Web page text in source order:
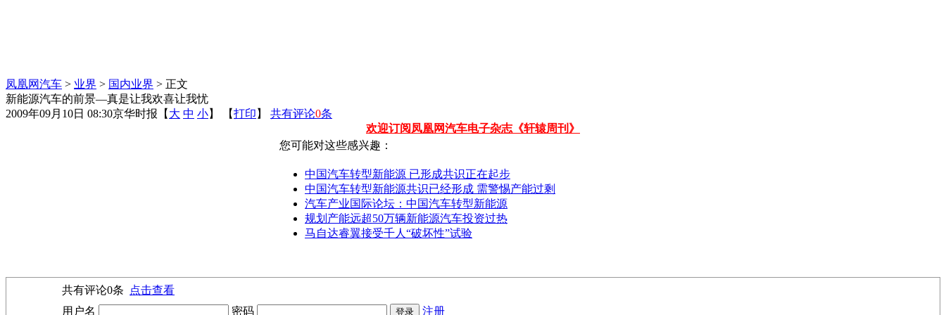
凤凰网汽车 > 业界 > 国内业界 > 正文
新能源汽车的前景—真是让我欢喜让我忧
2009年09月10日 08:30京华时报 【 大 中 小】 【打印 】 共有评论0条
欢迎订阅凤凰网汽车电子杂志《轩辕周刊》
您可能对这些感兴趣：
中国汽车转型新能源 已形成共识正在起步
中国汽车转型新能源共识已经形成 需警惕产能过剩
汽车产业国际论坛：中国汽车转型新能源
规划产能远超50万辆新能源汽车投资过热
马自达睿翼接受千人“破坏性”试验
共有评论0条
点击查看
用户名
密码 注册